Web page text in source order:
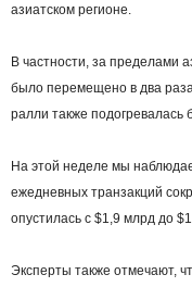
азиатском регионе.
В частности, за пределами
было перемещено в два
ралли также подогревалась
На этой неделе мы
ежедневных транзакций
опустилась с $1,9 млрд до
Эксперты также отмечают,